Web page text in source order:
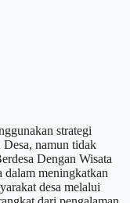
strategi
Desa, namun tidak
Dengan Wisata
dalam meningkatkan
desa melalui